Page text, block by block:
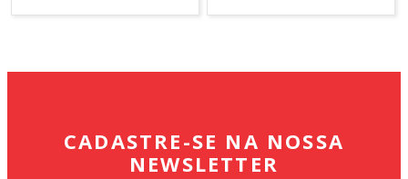
CADASTRE-SE NA NOSSA
NEWSLETTER